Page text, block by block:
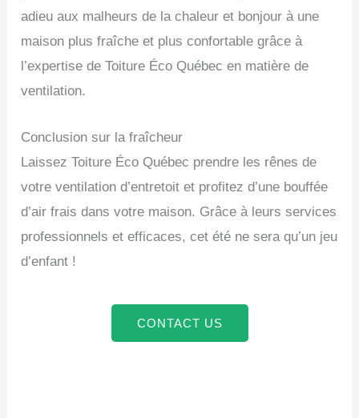
adieu aux malheurs de la chaleur et bonjour à une
maison plus fraîche et plus confortable grâce à
l’expertise de Toiture Éco Québec en matière de
ventilation.
Conclusion sur la fraîcheur
Laissez Toiture Éco Québec prendre les rênes de
votre ventilation d’entretoit et profitez d’une bouffée
d’air frais dans votre maison. Grâce à leurs services
professionnels et efficaces, cet été ne sera qu’un jeu
d’enfant !
CONTACT US